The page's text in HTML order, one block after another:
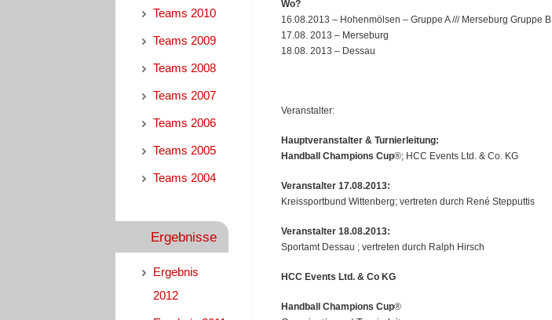
Wo?
16.08.2013 – Hohenmölsen – Gruppe A /// Merseburg Gruppe B
17.08. 2013 – Merseburg
18.08. 2013 – Dessau
Veranstalter:
Hauptveranstalter & Turnierleitung:
Handball Champions Cup®; HCC Events Ltd. & Co. KG
Veranstalter 17.08.2013:
Kreissportbund Wittenberg; vertreten durch René Stepputtis
Veranstalter 18.08.2013:
Sportamt Dessau ; vertreten durch Ralph Hirsch
HCC Events Ltd. & Co KG
Handball Champions Cup®
Teams 2010
Teams 2009
Teams 2008
Teams 2007
Teams 2006
Teams 2005
Teams 2004
Ergebnisse
Ergebnis
2012